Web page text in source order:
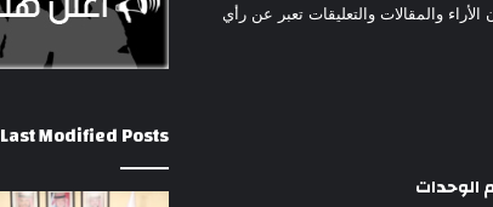
والمقالات والتعليقات تعبر عن رأي
الوحدات
Last Modified Posts